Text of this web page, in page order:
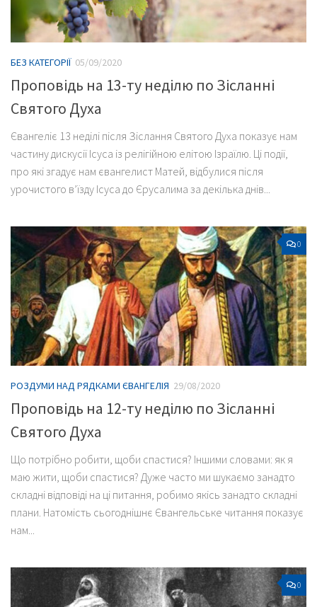
БЕЗ КАТЕГОРІЇ 05/09/2020
Проповідь на 13-ту неділю по Зісланні
Святого Духа
Євангеліє 13 неділі після Зіслання Святого Духа показує нам
частину дискусії Ісуса із релігійною елітою Ізраїлю. Ці події,
про які згадує нам євангелист Матей, відбулися після
урочистого в’їзду Ісуса до Єрусалима за декілька днів...
0
РОЗДУМИ НАД РЯДКАМИ ЄВАНГЕЛІЯ 29/08/2020
Проповідь на 12-ту неділю по Зісланні
Святого Духа
Що потрібно робити, щоби спастися? Іншими словами: як я
маю жити, щоби спастися? Дуже часто ми шукаємо занадто
складні відповіді на ці питання, робимо якісь занадто складні
плани. Натомість сьогоднішнє Євангельське читання показує
нам...
0